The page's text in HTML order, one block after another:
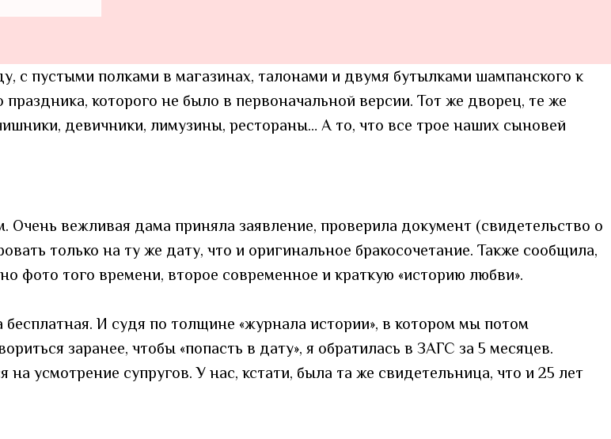
с пустыми полками в магазинах, талонами и двумя бутылками шампанского к
которого не было в первоначальной версии. Тот же дворец, те же
девичники, лимузины, рестораны… А то, что все трое наших сыновей
вежливая дама приняла заявление, проверила документ (свидетельство о
только на ту же дату, что и оригинальное бракосочетание. Также сообщила,
фото того времени, второе современное и краткую «историю любви».
И судя по толщине «журнала истории», в котором мы потом
заранее, чтобы «попасть в дату», я обратилась в ЗАГС за 5 месяцев.
усмотрение супругов. У нас, кстати, была та же свидетельница, что и 25 лет